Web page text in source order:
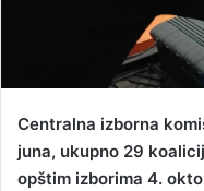
Centralna izborna
juna, ukupno 29
opštim izborima 4.